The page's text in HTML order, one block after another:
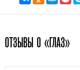
ОТЗЫВЫ О «ГЛАЗ»